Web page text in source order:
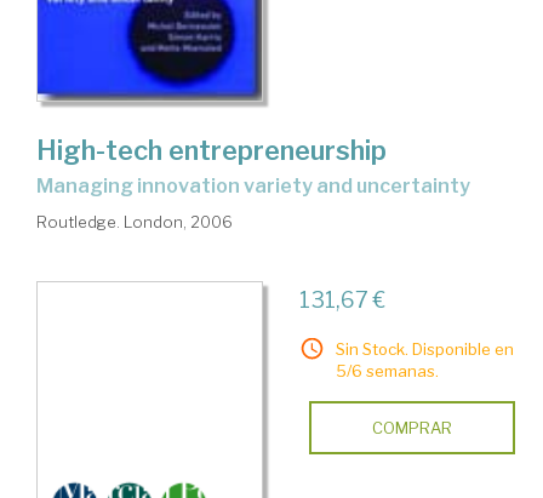
High-tech entrepreneurship
managing innovation variety and uncertainty
Routledge. London, 2006
131,67 €
Sin Stock. Disponible en
5/6 semanas.
COMPRAR